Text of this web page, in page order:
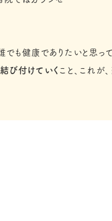
でも健康でありたいと思
び付けていくこと、これが